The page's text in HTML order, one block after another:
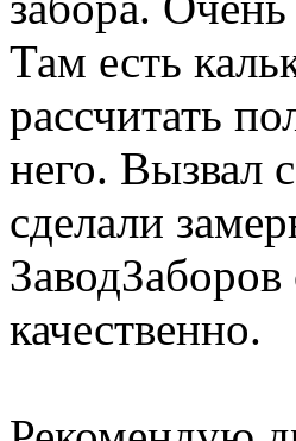
Там есть
рассчитать
него. Вызвал
сделали
качественно.